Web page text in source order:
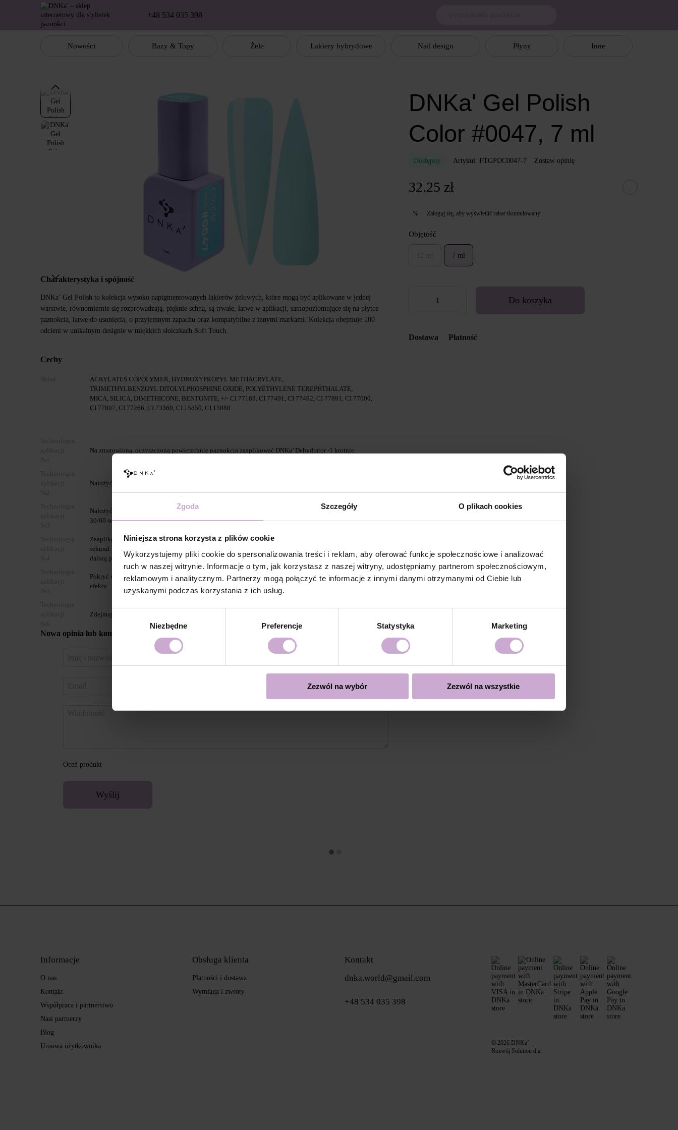
Zgoda Szczegóły O plikach cookies
Niniejsza strona korzysta z plików cookie
Wykorzystujemy pliki cookie do spersonalizowania treści i reklam, aby oferować funkcje społecznościowe i analizować
ruch w naszej witrynie. Informacje o tym, jak korzystasz z naszej witryny, udostępniamy partnerom społecznościowym,
reklamowym i analitycznym. Partnerzy mogą połączyć te informacje z innymi danymi otrzymanymi od Ciebie lub
uzyskanymi podczas korzystania z ich usług.
Wybór
Niezbędne Preferencje Statystyka Marketing
Zezwól na wybór Zezwól na wszystkie
Перейти к основному контенту
+48 534 035 398
Nowości Bazy & Topy Żele Lakiery hybrydowe Nail design Płyny Inne
Charakterystyka i spójność
DNKa’ Gel Polish to kolekcja wysoko napigmentowanych lakierów żelowych, które mogą być aplikowane w jednej
warstwie, równomiernie się rozprowadzają, pięknie schną, są trwałe, łatwe w aplikacji, samopoziomujące się na płytce
paznokcia, łatwe do usunięcia, o przyjemnym zapachu oraz kompatybilne z innymi markami. Kolekcja obejmuje 100
odcieni w unikalnym designie w miękkich słoiczkach Soft Touch.
Cechy
ACRYLATES COPOLYMER, HYDROXYPROPYL METHACRYLATE,
TRIMETHYLBENZOYL DITOLYLPHOSPHINE OXIDE, POLYETHYLENE TEREPHTHALATE,
MICA, SILICA, DIMETHICONE, BENTONITE, +/- CI 77163, CI 77491, CI 77492, CI 77891, CI 77000,
CI 77007, CI 77266, CI 73360, CI 15850, CI 15880
Na zmatowioną, oczyszczoną powierzchnię paznokcia zaaplikować DNKa’ Dehydrator -1 krotnie.
Nałożyć jednokrotnie, primer DNKa’ Ultrabond dla dodatkowej przyczepności.
Nałożyć bazę DNKa’ Multi Base/ Low Acid Base / Rubber Base i utwardzić w lampie LED 48W/36 W przez
30/60 sekund
Zaaplikować 1 równomierną warstwę DNKa’ Gel Polish i utwardzić w lampie LED 48W/36W przez 60/120
sekund. Za dla uzyskania bardziej nasycone kolorystycznie powłoki, zaleca się aplikacja drugiej warstwy z
dalszą polimeryzacją.
Pokryć wybranym topem DNKa’ i utwardzić w lampie LED 48W/36w przez 120 sekund dla doskonałego
efektu.
Zdejmujemy Gel Polish Color za pomocą Gel Remover lub poprzez piłowanie.
Nowa opinia lub komentarz
Oceń produkt
Wyślij
DNKa' Gel Polish
Color #0047, 7 ml
Dostępny Artykuł: FTGPDC0047-7 Zostaw opinię
32.25 zł
% Zaloguj się , aby wyświetlić rabat skumulowany
Objętość
7 ml
Do koszyka
Dostawa Płatność
Informacje
O nas
Kontakt
Współpraca i partnerstwo
Nasi partnerzy
Blog
Umowa użytkownika
Obsługa klienta
Płatności i dostawa
Wymiana i zwroty
Kontakt
dnka.world@gmail.com
+48 534 035 398
© 2026 DNKa’
Rozwój Solution d.a.